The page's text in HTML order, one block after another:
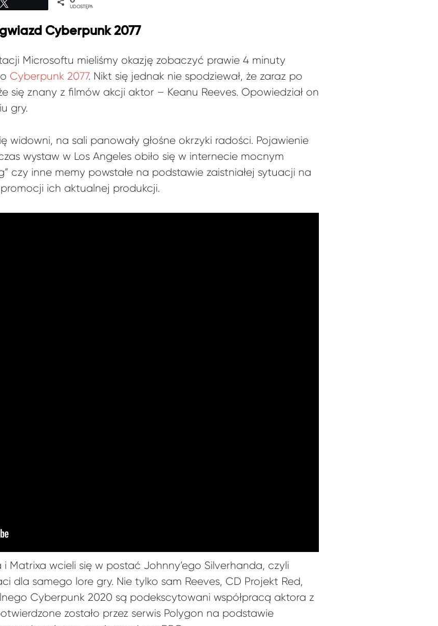
UDOSTĘPNIEŃ
Cyberpunk 2077
Microsoftu mieliśmy okazję zobaczyć prawie 4 minuty
Cyberpunk 2077. Nikt się jednak nie spodziewał, że zaraz po
się znany z filmów akcji aktor – Keanu Reeves. Opowiedział on
gry.
widowni, na sali panowały głośne okrzyki radości. Pojawienie
wystaw w Los Angeles obiło się w internecie mocnym
czy inne memy powstałe na podstawie zaistniałej sytuacji na
ich aktualnej produkcji.
Matrixa wcieli się w postać Johnny’ego Silverhanda, czyli
dla samego lore gry. Nie tylko sam Reeves, CD Projekt Red,
Cyberpunk 2020 są podekscytowani współpracą aktora z
zostało przez serwis Polygon na podstawie